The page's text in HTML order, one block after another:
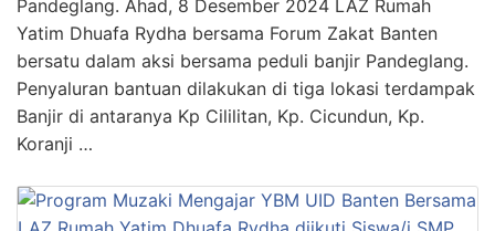
Pandeglang. Ahad, 8 Desember 2024 LAZ Rumah
Yatim Dhuafa Rydha bersama Forum Zakat Banten
bersatu dalam aksi bersama peduli banjir Pandeglang.
Penyaluran bantuan dilakukan di tiga lokasi terdampak
Banjir di antaranya Kp Cililitan, Kp. Cicundun, Kp.
Koranji …